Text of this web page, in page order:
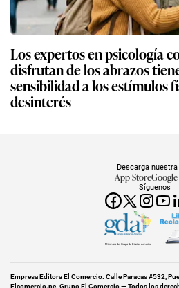
Los expertos en psicología
disfrutan de los abrazos
sensibilidad a los estímulos
desinterés
Síguenos
Descarga nuestra
App Store
Miembro del Grupo de Diarios América
Empresa Editora El Comercio. Calle Paracas #532,
Elcomercio.pe. Grupo El Comercio — Todos los